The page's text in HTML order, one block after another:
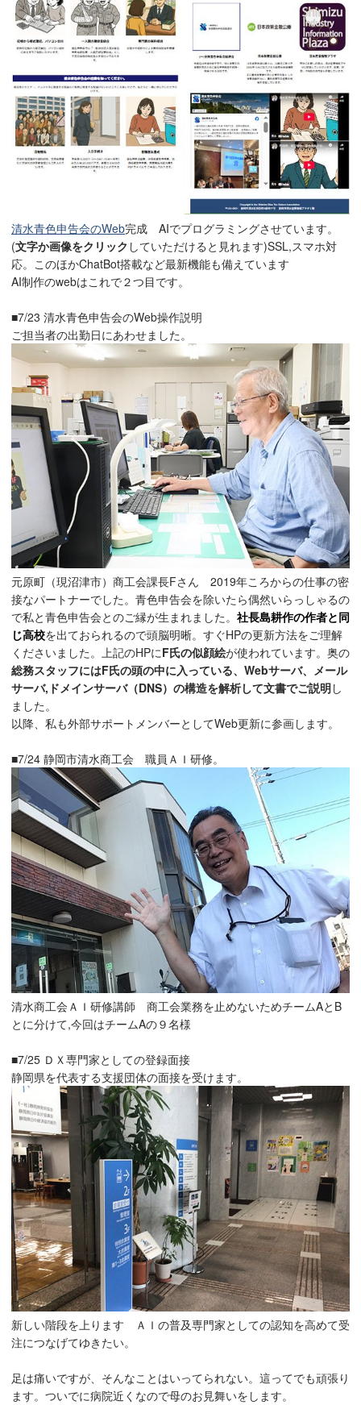
清水青色申告会のWeb完成 AIでプログラミングさせています。
(文字か画像をクリック していただけると見れます)SSL,スマホ対
応。このほかChatBot搭載など最新機能も備えています
AI制作のwebはこれで２つ目です。
■7/23 清水青色申告会のWeb操作説明
ご担当者の出勤日にあわせました。
元原町（現沼津市）商工会課長Fさん 2019年ころからの仕事の密
接なパートナーでした。青色申告会を除いたら偶然いらっしゃるの
で私と青色申告会とのご縁が生まれました。 社長島耕作の作者と同
じ高校を出ておられるので頭脳明晰。すぐHPの更新方法をご理解
くださいました。上記のHPにF氏の似顔絵が使われています。奥の
総務スタッフにはF氏の頭の中に入っている、Webサーバ、メール
サーバ,ドメインサーバ（DNS）の構造を解析して文書でご説明し
ました。
以降、私も外部サポートメンバーとしてWeb更新に参画します。
■7/24 静岡市清水商工会 職員ＡＩ研修。
清水商工会ＡＩ研修講師 商工会業務を止めないためチームAとB
とに分けて,今回はチームAの９名様
■7/25 ＤＸ専門家としての登録面接
静岡県を代表する支援団体の面接を受けます。
新しい階段を上ります ＡＩの普及専門家としての認知を高めて受
注につなげてゆきたい。
足は痛いですが、そんなことはいってられない。這ってでも頑張り
ます。ついでに病院近くなので母のお見舞いをします。